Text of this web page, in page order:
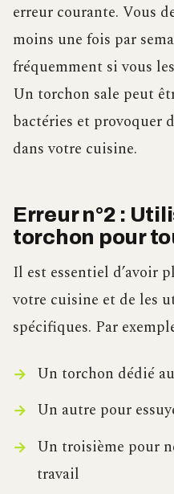
erreur courante. Vous
moins une fois par
fréquemment si vous
Un torchon sale peut
bactéries et provoquer
dans votre cuisine.
Erreur n°2 :
torchon pour
Il est essentiel d’avoir
votre cuisine et de les
spécifiques. Par
Un torchon dédié
Un autre pour
Un troisième pour
travail